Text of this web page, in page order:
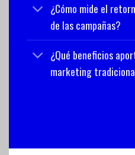
¿Cómo mide el
de las campañas?
¿Qué beneficios
marketing